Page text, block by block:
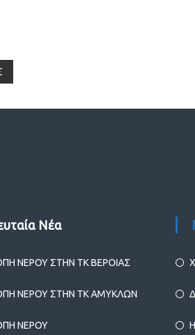
Νέα
ΝΕΡΟΥ ΣΤΗΝ ΤΚ ΒΕΡΟΙΑΣ
ΝΕΡΟΥ ΣΤΗΝ ΤΚ ΑΜΥΚΛΩΝ
ΝΕΡΟΥ